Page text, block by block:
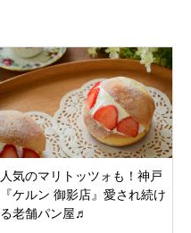
人気のマリトッツォも！神戸
『ケルン 御影店』愛され続け
る老舗パン屋♬